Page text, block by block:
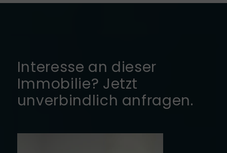
Interesse an dieser
Immobilie? Jetzt
unverbindlich anfragen.